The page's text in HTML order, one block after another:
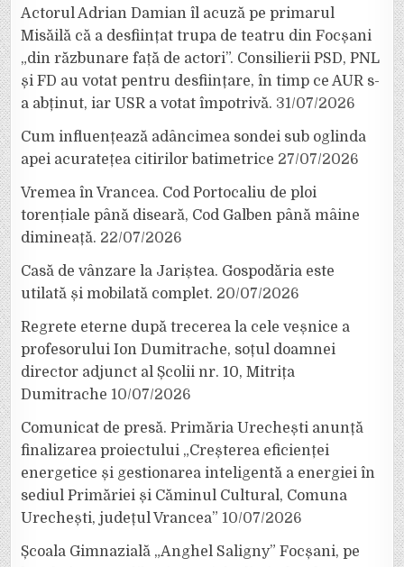
Actorul Adrian Damian îl acuză pe primarul
Misăilă că a desființat trupa de teatru din Focșani
„din răzbunare față de actori”. Consilierii PSD, PNL
și FD au votat pentru desființare, în timp ce AUR s-
a abținut, iar USR a votat împotrivă. 31/07/2026
Cum influențează adâncimea sondei sub oglinda
apei acuratețea citirilor batimetrice 27/07/2026
Vremea în Vrancea. Cod Portocaliu de ploi
torențiale până diseară, Cod Galben până mâine
dimineață. 22/07/2026
Casă de vânzare la Jariștea. Gospodăria este
utilată și mobilată complet. 20/07/2026
Regrete eterne după trecerea la cele veșnice a
profesorului Ion Dumitrache, soțul doamnei
director adjunct al Școlii nr. 10, Mitrița
Dumitrache 10/07/2026
Comunicat de presă. Primăria Urechești anunță
finalizarea proiectului „Creșterea eficienței
energetice și gestionarea inteligentă a energiei în
sediul Primăriei și Căminul Cultural, Comuna
Urechești, județul Vrancea” 10/07/2026
Școala Gimnazială „Anghel Saligny” Focșani, pe